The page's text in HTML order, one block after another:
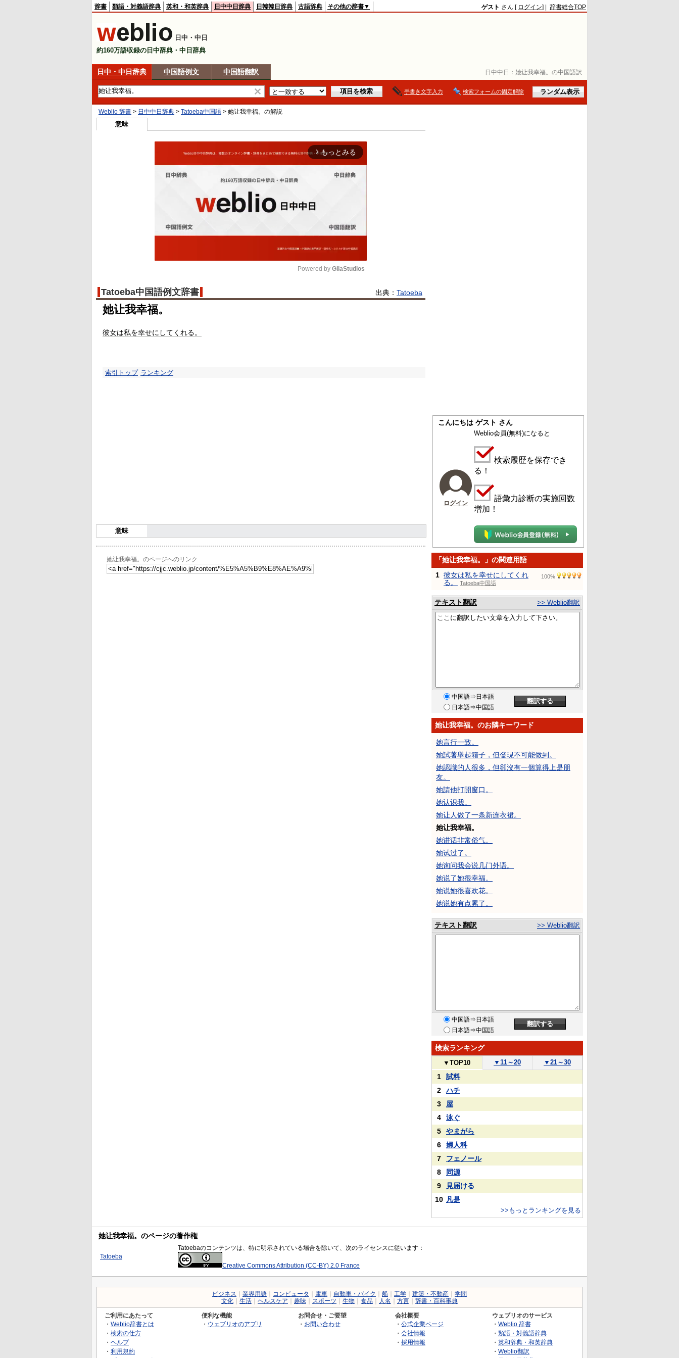
日中中日： 她让我幸福。の中国語訳
辞書 類語・対義語辞典 英和・和英辞典 日中中日辞典 日韓韓日辞典 古語辞典 その他の辞書▼ ゲスト さん [ ログイン] | 辞書総合TOP
日中・中日
約160万語収録の日中辞典・中日辞典
日中・中日辞典 中国語例文 中国語翻訳
手書き文字入力 検索フォームの固定解除
Weblio 辞書 > 日中中日辞典 > Tatoeba中国語 > 她让我幸福。 の解説
意味
arrow_forward_ios もっとみる
Mute
Powered by GliaStudios
Tatoeba中国語例文辞書 出典： Tatoeba
她让我幸福。
彼女は私を幸せにしてくれる。
索引トップ ランキング
意味
她让我幸福。のページへのリンク
こんにちは ゲスト さん
ログイン
Weblio会員(無料)になると
検索履歴を保存でき
る！
語彙力診断の実施回数
増加！
「她让我幸福。」の関連用語
1 彼女は私を幸せにしてくれ
る。
Tatoeba中国語
100%
テキスト翻訳 >> Weblio翻訳
中国語⇒日本語
日本語⇒中国語
她让我幸福。のお隣キーワード
她言行一致。
她試著舉起箱子，但發現不可能做到。
她認識的人很多，但卻沒有一個算得上是朋
友。
她請他打開窗口。
她认识我。
她让人做了一条新连衣裙。
她让我幸福。
她讲话非常俗气。
她试过了。
她询问我会说几门外语。
她说了她很幸福。
她说她很喜欢花。
她说她有点累了。
テキスト翻訳 >> Weblio翻訳
中国語⇒日本語
日本語⇒中国語
検索ランキング
▼ TOP10 ▼ 11～20 ▼ 21～30
1
試料
2
ハチ
3
屋
4
泳ぐ
5
やまがら
6
婦人科
7
フェノール
8
同源
9
見届ける
10 凡是
>>もっとランキングを見る
她让我幸福。のページの著作権
Tatoeba
Tatoebaのコンテンツは、特に明示されている場合を除いて、次のライセンスに従います：
Creative Commons Attribution (CC-BY) 2.0 France
ビジネス 業界用語 コンピュータ 電車 自動車・バイク 船 工学 建築・不動産
学問
文化
生活 ヘルスケア 趣味 スポーツ 生物 食品 人名 方言 辞書・百科事典
ご利用にあたって
・ Weblio辞書とは
・ 検索の仕方
・ ヘルプ
・ 利用規約
便利な機能
・ ウェブリオのアプリ
お問合せ・ご要望
・ お問い合わせ
会社概要
・ 公式企業ページ
・ 会社情報
・ 採用情報
ウェブリオのサービス
・ Weblio 辞書
・ 類語・対義語辞典
・ 英和辞典・和英辞典
・ Weblio翻訳